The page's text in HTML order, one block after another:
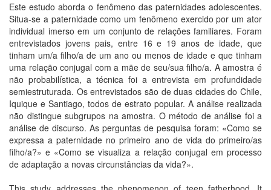
Este estudo aborda o fenômeno das paternidades adolescentes.
Situa-se a paternidade como um fenômeno exercido por um ator
individual imerso em um conjunto de relações familiares. Foram
entrevistados jovens pais, entre 16 e 19 anos de idade, que
tinham um/a filho/a de um ano ou menos de idade e que tinham
uma relação conjugal com a mãe de seu/sua filho/a. A amostra é
não probabilística, a técnica foi a entrevista em profundidade
semiestruturada. Os entrevistados são de duas cidades do Chile,
Iquique e Santiago, todos de estrato popular. A análise realizada
não distingue subgrupos na amostra. O método de análise foi a
análise de discurso. As perguntas de pesquisa foram: «Como se
expressa a paternidade no primeiro ano de vida do primeiro/as
filho/a?» e «Como se visualiza a relação conjugal em processo
de adaptação a novas circunstâncias da vida?».